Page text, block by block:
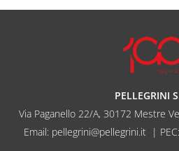
PELLEGRINI
Via Paganello 22/A, 30172 Mestre
Email: pellegrini@pellegrini.it| PEC: